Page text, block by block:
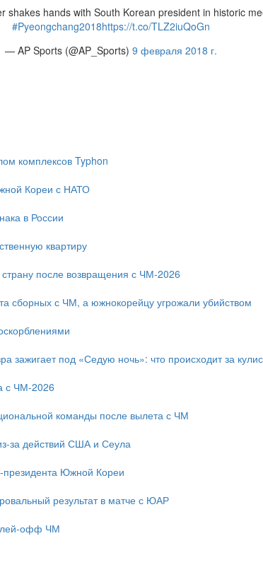
shakes hands with South Korean president in historic
#Pyeongchang2018https://t.co/TLZ2iuQoGn
— AP Sports (@AP_Sports) 9 февраля 2018 г.
комплексов Typhon
Кореи с НАТО
в России
квартиру
после возвращения с ЧМ-2026
сборных с ЧМ, а южнокорейцу угрожали убийством
зажигает под «Седую ночь»: что происходит за
с ЧМ-2026
команды после вылета с ЧМ
за действий США и Сеула
президента Южной Кореи
результат в матче с ЮАР
офф ЧМ